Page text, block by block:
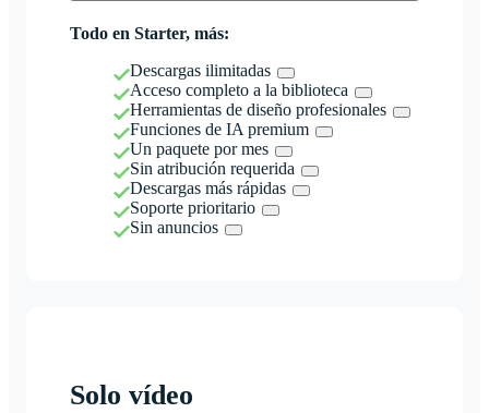
Todo en Starter, más:
Descargas ilimitadas
Acceso completo a la biblioteca
Herramientas de diseño profesionales
Funciones de IA premium
Un paquete por mes
Sin atribución requerida
Descargas más rápidas
Soporte prioritario
Sin anuncios
Solo vídeo